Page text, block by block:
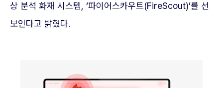
상 분석 화재 시스템, ‘파이어스카우트(FireScout)’를 선
보인다고 밝혔다.